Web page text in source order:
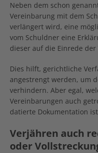
Neben dem schon
Vereinbarung mit dem
verlängert wird, eine
vom Schuldner eine
dieser auf die Einrede
Dies hilft, gerichtliche
angestrengt werden, um
verhindern. Aber egal,
Vereinbarungen auch
datierte Dokumentation
Verjähren auch
oder